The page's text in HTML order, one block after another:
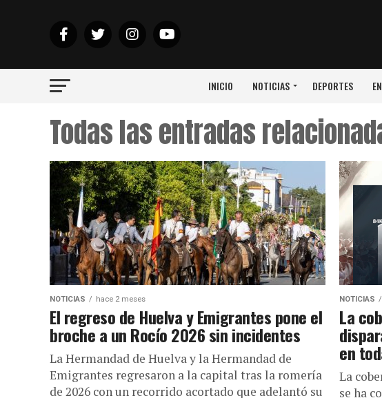
INICIO NOTICIAS DEPORTES
Todas las entradas
NOTICIAS hace 2 meses
El regreso de Huelva y Emigrantes pone el
broche a un Rocío 2026 sin incidentes
La Hermandad de Huelva y la Hermandad de
Emigrantes regresaron a la capital tras la romería
de 2026 con un recorrido acortado que adelantó su
NOTICIAS
La
en
La
se ha